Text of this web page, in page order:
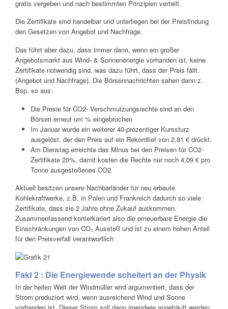
gratis vergeben und nach bestimmten Prinzipien verteilt.
Die Zertifikate sind handelbar und unterliegen bei der Preisfindung
den Gesetzen von Angebot und Nachfrage.
Das führt aber dazu, dass immer dann, wenn ein großer
Angebotsmarkt aus Wind- & Sonnenenergie vorhanden ist, keine
Zertifikate notwendig sind, was dazu führt, dass der Preis fällt.
(Angebot und Nachfrage). Die Börsennachrichten sahen dann z.
Bsp. so aus:
Die Presie für CO2- Verschmutzungsrechte sind an den
Börsen erneut um % eingebrochen
Im Januar wurde ein weiterer 40-prozentiger Kurssturz
ausgelöst, der den Preis auf ein Rekordtief von 2,81 € drückt.
Am Dienstag erreichte das Minus bei den Preisen für CO2-
Zertifikate 20%, damit kosten die Rechte nur noch 4,09 € pro
Tonne ausgestoßenes CO2
Aktuell besitzen unsere Nachbarländer für neu erbaute
Kohlekraftwerke, z.B. in Polen und Frankreich dadurch so viele
Zertifikate, dass sie 2 Jahre ohne Zukauf auskommen.
Zusammenfassend konterkariert also die erneuerbare Energie die
Einschränkungen von CO₂ Ausstoß und ist zu einem hohen Anteil
für den Preisverfall verantwortlich
Fakt 2 : Die Energiewende scheitert an der Physik
In der heilen Welt der Windmüller wird argumentiert, dass der
Strom produziert wird, wenn ausreichend Wind und Sonne
vorhanden ist. Dieser Strom soll dann irgendwie angehäuft werden